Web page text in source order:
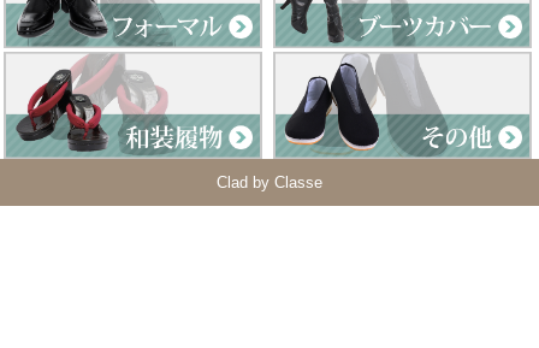
Clad by Classe